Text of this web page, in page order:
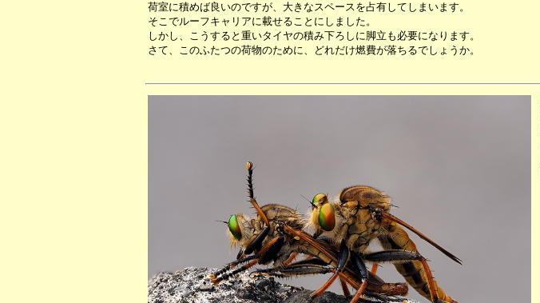
荷室に積めば良いのですが、大きなスペースを占有してしまいます。
そこでルーフキャリアに載せることにしました。
しかし、こうすると重いタイヤの積み下ろしに脚立も必要になります。
さて、このふたつの荷物のために、どれだけ燃費が落ちるでしょうか。